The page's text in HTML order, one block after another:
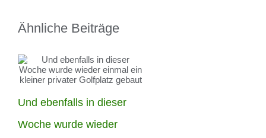
Ähnliche Beiträge
Und ebenfalls in dieser
Woche wurde wieder